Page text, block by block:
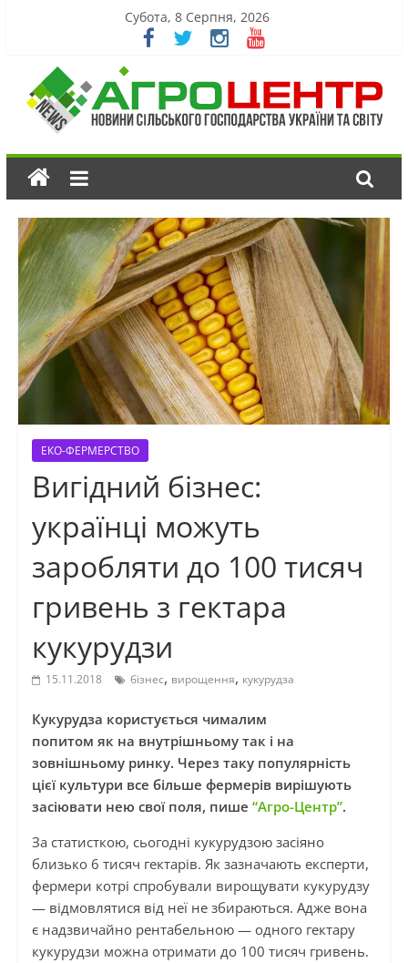
Субота, 8 Серпня, 2026
ЕКО-ФЕРМЕРСТВО
Вигідний бізнес:
українці можуть
заробляти до 100 тисяч
гривень з гектара
кукурудзи
15.11.2018 бізнес, вирощення, кукурудза
Кукурудза користується чималим
попитом як на внутрішньому так і на
зовнішньому ринку. Через таку популярність
цієї культури все більше фермерів вирішують
засіювати нею свої поля, пише “Агро-Центр”.
За статисткою, сьогодні кукурудзою засіяно
близько 6 тисяч гектарів. Як зазначають експерти,
фермери котрі спробували вирощувати кукурудзу
— відмовлятися від неї не збираються. Адже вона
є надзвичайно рентабельною — одного гектару
кукурудзи можна отримати до 100 тисяч гривень.